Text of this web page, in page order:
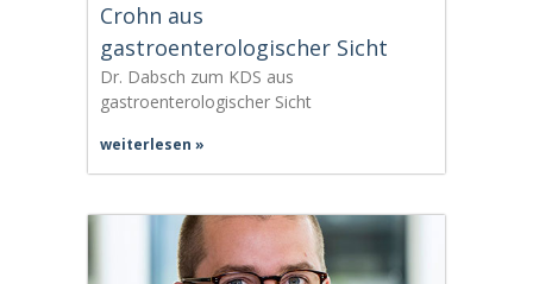
Crohn aus
gastroenterologischer Sicht
Dr. Dabsch zum KDS aus
gastroenterologischer Sicht
weiterlesen »